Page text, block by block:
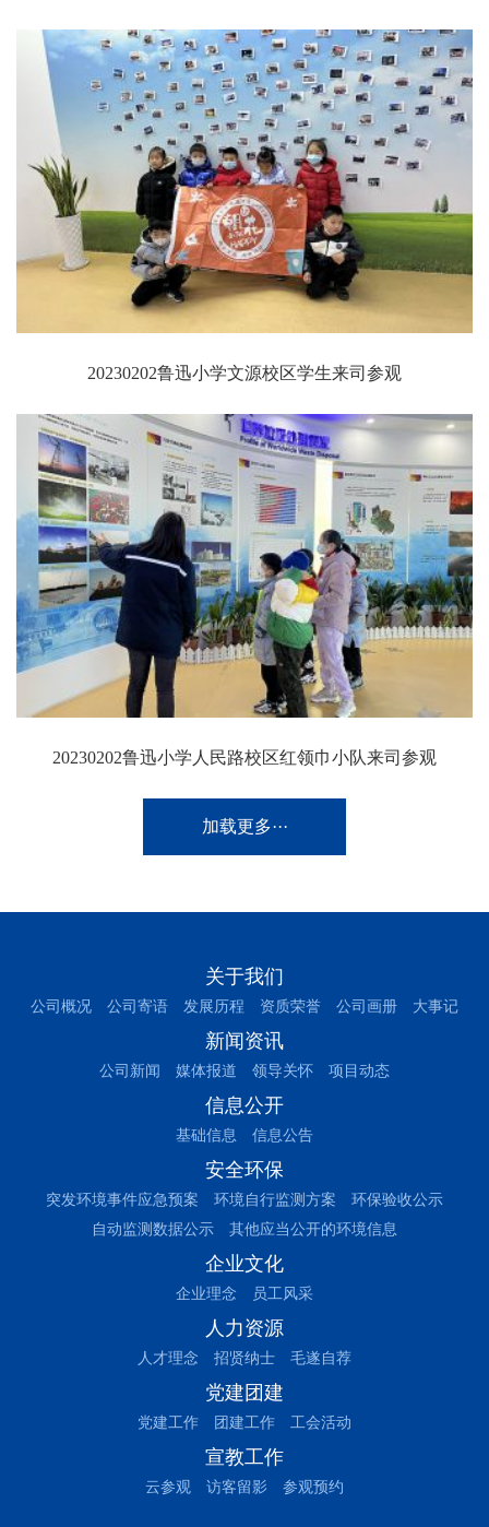
20230202鲁迅小学文源校区学生来司参观
20230202鲁迅小学人民路校区红领巾小队来司参观
加载更多···
关于我们
公司概况 公司寄语 发展历程 资质荣誉 公司画册 大事记
新闻资讯
公司新闻 媒体报道 领导关怀 项目动态
信息公开
基础信息 信息公告
安全环保
突发环境事件应急预案 环境自行监测方案
环保验收公示
自动监测数据公示
其他应当公开的环境信息
企业文化
企业理念 员工风采
人力资源
人才理念 招贤纳士 毛遂自荐
党建团建
党建工作 团建工作 工会活动
宣教工作
云参观 访客留影 参观预约